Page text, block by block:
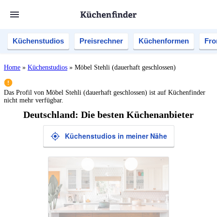
Küchenstudios Preisrechner Küchenformen
Home » Küchenstudios » Möbel Stehli (dauerhaft geschlossen)
Das Profil von Möbel Stehli (dauerhaft geschlossen) ist auf Küchenfinder
nicht mehr verfügbar.
Deutschland: Die besten Küchenanbieter
Küchenstudios in meiner Nähe